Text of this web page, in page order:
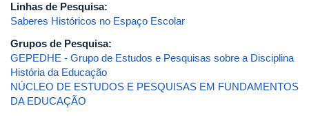
Linhas de Pesquisa:
Saberes Históricos no Espaço Escolar
Grupos de Pesquisa:
GEPEDHE - Grupo de Estudos e Pesquisas sobre a Disciplina
História da Educação
NÚCLEO DE ESTUDOS E PESQUISAS EM FUNDAMENTOS
DA EDUCAÇÃO